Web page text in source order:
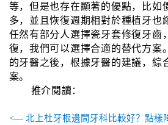
等，但是也存在顯著的優點，比如
多，並且恢復週期相對於種植牙也
任然有部分人選擇瓷牙套修復牙齒
復，我們可以選擇合適的替代方案
的牙醫之後，根據牙醫的建議，綜
案。
推介閱讀：
<— 北上杜牙根邊間牙科比較好？點樣